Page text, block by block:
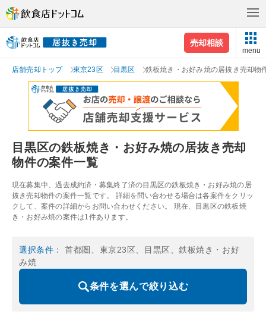
売却相談
menu
店舗売却トップ 東京23区 目黒区 鉄板焼き・お好み焼の居抜き売却物
目黒区の鉄板焼き・お好み焼の居抜き売却
物件の案件一覧
現在募集中、過去成約済・募集終了済の目黒区の鉄板焼き・お好み焼の居
抜き売却物件の案件一覧です。 詳細を問い合わせる場合は各案件をクリッ
クして、案件の詳細からお問い合わせください。 現在、目黒区の鉄板焼
き・お好み焼の案件は1件あります。
選択条件 ： 首都圏、東京23区、目黒区、鉄板焼き・お好
み焼
条件を選んで絞り込む